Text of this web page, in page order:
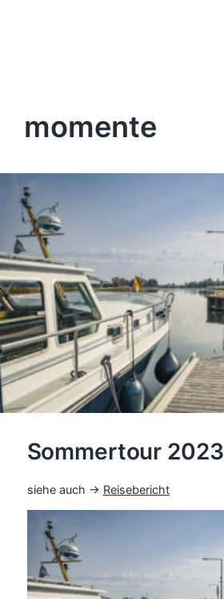
momente
Sommertour 2023
siehe auch → Reisebericht